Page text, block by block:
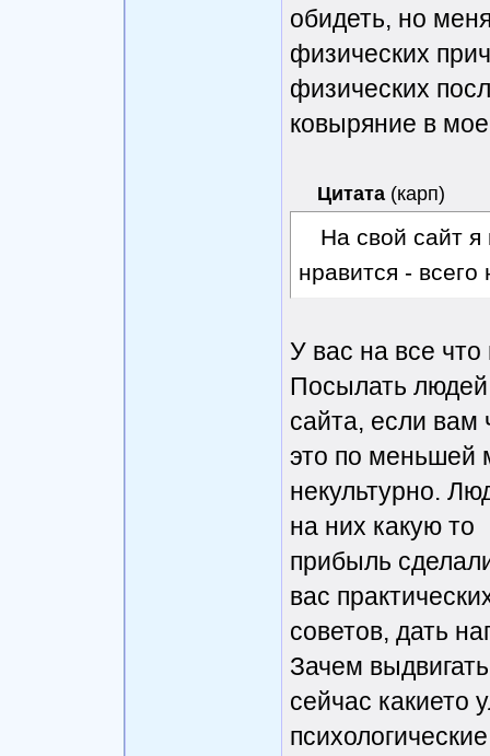
обидеть, но
физических
физических
ковыряние в
Цитата (карп)
На свой сайт я
нравится -
У вас на все что
Посылать
сайта, если вам
это по меньшей
некультурно.
на них какую то
прибыль
вас
советов, дать
Зачем выдвигать
сейчас какието
психологические